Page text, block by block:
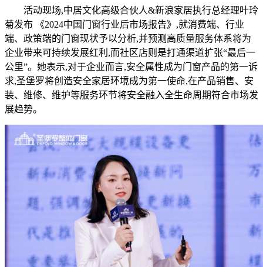
活动现场,中居文化高级合伙人&新浪家居执行总经理叶玲
菊发布 《2024中国门窗行业后市场报告》,就消费端、行业
端、政策端的门窗现状予以分析,并预测高质量服务体系将为
企业带来可持续发展红利,而社区店则是打通渠道扩张“最后一
公里”。她表示,对于企业而言,安全属性成为门窗产品的第一诉
求,圣堡罗将创造安全家居环境成为第一使命,在产品销售、安
装、维修、维护等服务环节将安全融入全生命周期符合市场发
展趋势。